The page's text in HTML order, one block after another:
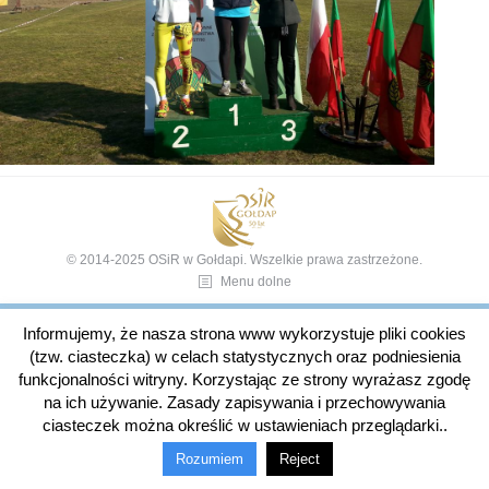
© 2014-2025 OSiR w Gołdapi. Wszelkie prawa zastrzeżone.
Menu dolne
Informujemy, że nasza strona www wykorzystuje pliki cookies
(tzw. ciasteczka) w celach statystycznych oraz podniesienia
funkcjonalności witryny. Korzystając ze strony wyrażasz zgodę
na ich używanie. Zasady zapisywania i przechowywania
ciasteczek można określić w ustawieniach przeglądarki..
Rozumiem Reject